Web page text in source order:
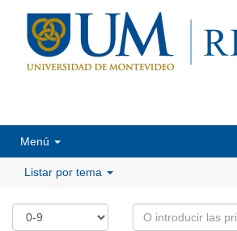
Menú
Listar por tema